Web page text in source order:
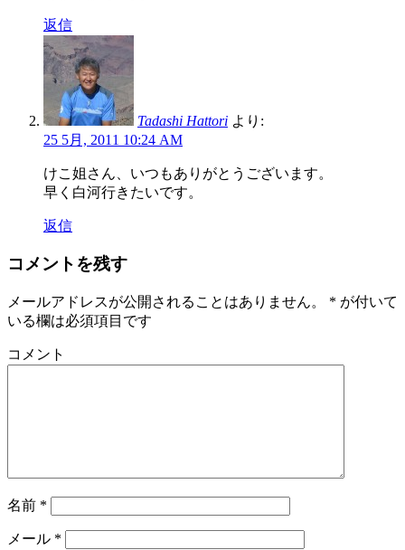
返信
Tadashi Hattori より:
25 5月, 2011 10:24 AM
けこ姐さん、いつもありがとうございます。
早く白河行きたいです。
返信
コメントを残す
メールアドレスが公開されることはありません。 * が付いて
いる欄は必須項目です
コメント
名前 *
メール *